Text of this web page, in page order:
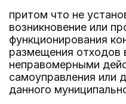
притом что не
возникновение или
функционирования
размещения
неправомерными
самоуправления или
данного